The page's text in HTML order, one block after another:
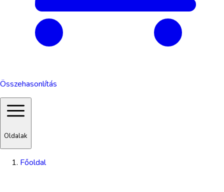
Összehasonlítás
Oldalak
Főoldal